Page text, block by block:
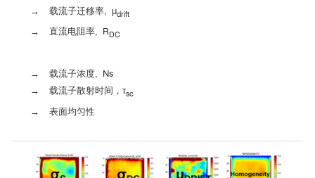
→ 载流子迁移率, μdrift
→ 直流电阻率, RDC
→ 载流子浓度, Ns
→ 载流子散射时间，τsc
→ 表面均匀性